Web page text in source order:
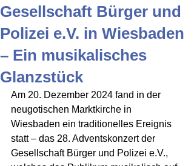
Gesellschaft Bürger und
Polizei e.V. in Wiesbaden
– Ein musikalisches
Glanzstück
Am 20. Dezember 2024 fand in der
neugotischen Marktkirche in
Wiesbaden ein traditionelles Ereignis
statt – das 28. Adventskonzert der
Gesellschaft Bürger und Polizei e.V.,